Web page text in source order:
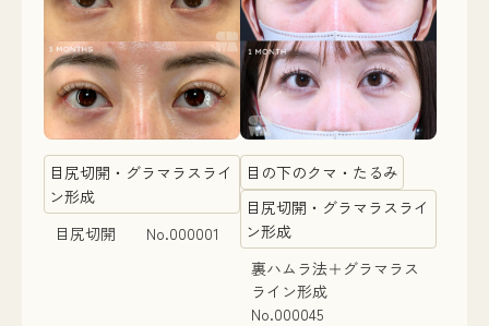
目尻切開・グラマラスライ
ン形成
目尻切開 No.000001
目の下のクマ・たるみ
目尻切開・グラマラスライ
ン形成
裏ハムラ法＋グラマラス
ライン形成
No.000045